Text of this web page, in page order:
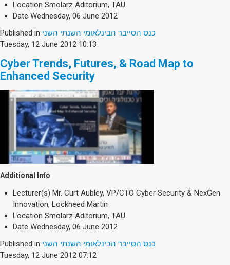
Location Smolarz Aditorium, TAU
Date Wednesday, 06 June 2012
Published in כנס הסייבר הבינלאומי השנתי השני
Tuesday, 12 June 2012 10:13
Cyber Trends, Futures, & Road Map to
Enhanced Security
Additional Info
Lecturer(s) Mr. Curt Aubley, VP/CTO Cyber Security & NexGen
Innovation, Lockheed Martin
Location Smolarz Aditorium, TAU
Date Wednesday, 06 June 2012
Published in כנס הסייבר הבינלאומי השנתי השני
Tuesday, 12 June 2012 07:12